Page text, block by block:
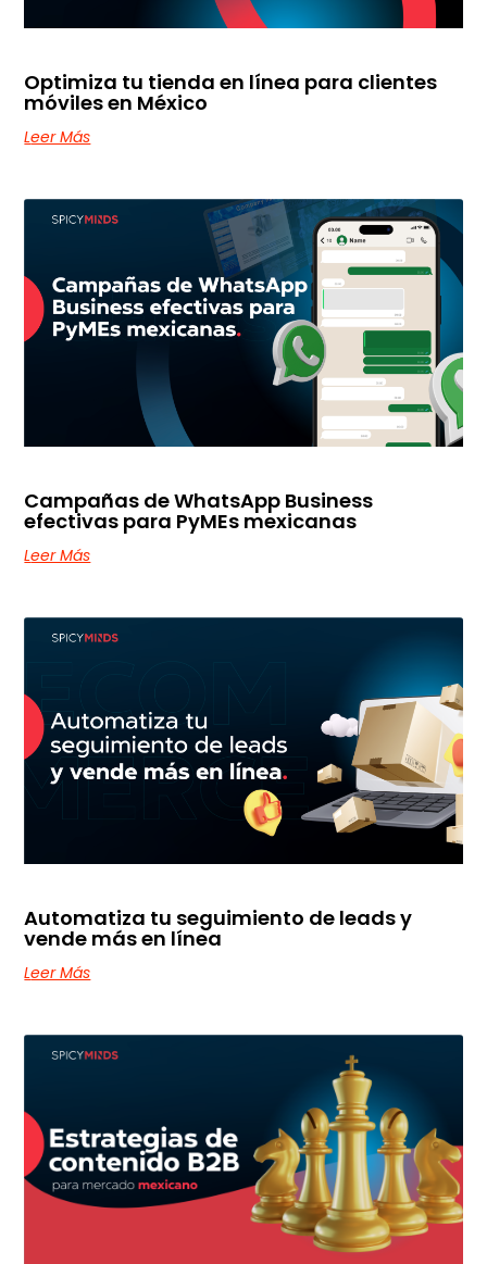
Optimiza tu tienda en línea para clientes
móviles en México
Leer Más
Campañas de WhatsApp Business
efectivas para PyMEs mexicanas
Leer Más
Automatiza tu seguimiento de leads y
vende más en línea
Leer Más